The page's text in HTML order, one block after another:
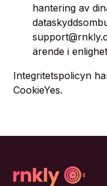
hantering av
ärende i
Integritetspolicyn
CookieYes.